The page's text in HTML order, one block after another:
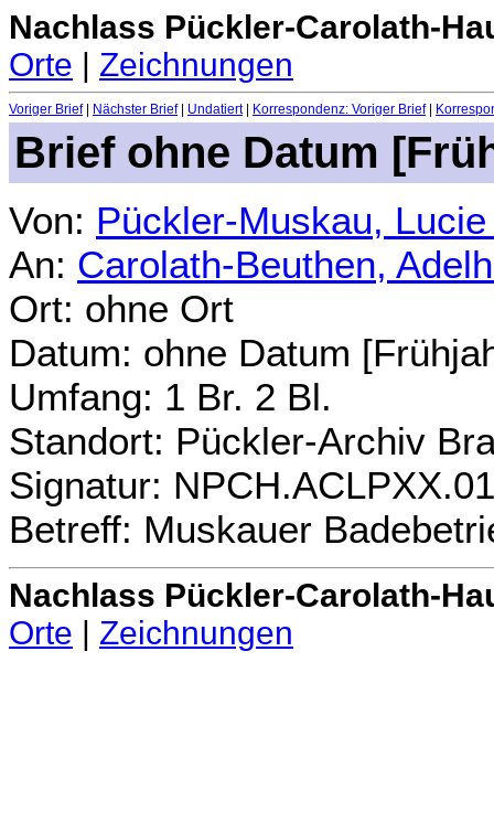
Nachlass Pückler-Carolath-
Orte | Zeichnungen
Voriger Brief| Nächster Brief| Undatiert| Korrespondenz: Voriger Brief|
Brief ohne Datum
Von: Pückler-Muskau,
An: Carolath-Beuthen,
Ort: ohne Ort
Datum: ohne Datum
Umfang: 1 Br. 2 Bl.
Standort: Pückler-Archiv
Signatur:
Betreff: Muskauer
Nachlass Pückler-Carolath-
Orte
Zeichnungen